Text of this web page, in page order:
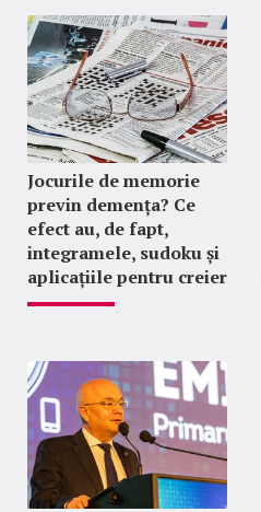
Jocurile de memorie
previn demența? Ce
efect au, de fapt,
integramele, sudoku și
aplicațiile pentru creier